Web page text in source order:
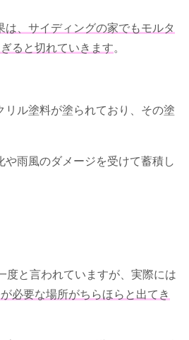
は、サイディングの家でもモルタ
ると切れていきます。
リル塗料が塗られており、その塗
や雨風のダメージを受けて蓄積し
度と言われていますが、実際には
必要な場所がちらほらと出てき